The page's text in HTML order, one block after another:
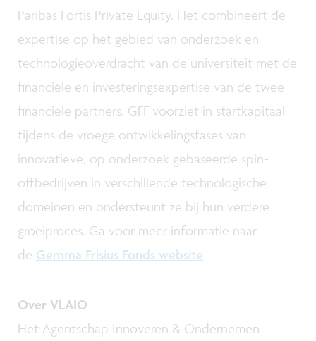
Paribas Fortis Private Equity. Het combineert de
expertise op het gebied van onderzoek en
technologieoverdracht van de universiteit met de
financiële en investeringsexpertise van de twee
financiële partners. GFF voorziet in startkapitaal
tijdens de vroege ontwikkelingsfases van
innovatieve, op onderzoek gebaseerde spin-
offbedrijven in verschillende technologische
domeinen en ondersteunt ze bij hun verdere
groeiproces. Ga voor meer informatie naar
de Gemma Frisius Fonds website
Over VLAIO
Het Agentschap Innoveren & Ondernemen